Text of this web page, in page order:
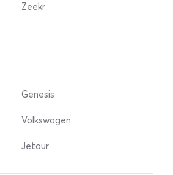
Zeekr
Genesis
Volkswagen
Jetour